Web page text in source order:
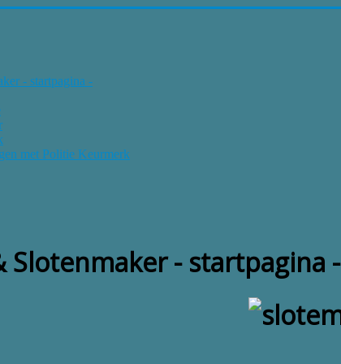
- startpagina -
met Politie Keurmerk
Slotenmaker - startpagina -